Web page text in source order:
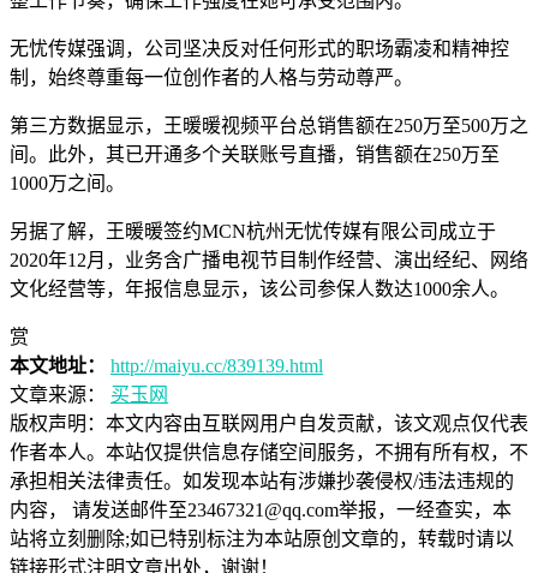
无忧传媒强调，公司坚决反对任何形式的职场霸凌和精神控
制，始终尊重每一位创作者的人格与劳动尊严。
第三方数据显示，王暖暖视频平台总销售额在250万至500万之
间。此外，其已开通多个关联账号直播，销售额在250万至
1000万之间。
另据了解，王暖暖签约MCN杭州无忧传媒有限公司成立于
2020年12月，业务含广播电视节目制作经营、演出经纪、网络
文化经营等，年报信息显示，该公司参保人数达1000余人。
赏
本文地址：
http://maiyu.cc/839139.html
文章来源：
买玉网
版权声明： 本文内容由互联网用户自发贡献，该文观点仅代表
作者本人。本站仅提供信息存储空间服务，不拥有所有权，不
承担相关法律责任。如发现本站有涉嫌抄袭侵权/违法违规的
内容， 请发送邮件至23467321@qq.com举报，一经查实，本
站将立刻删除;如已特别标注为本站原创文章的，转载时请以
链接形式注明文章出处，谢谢！